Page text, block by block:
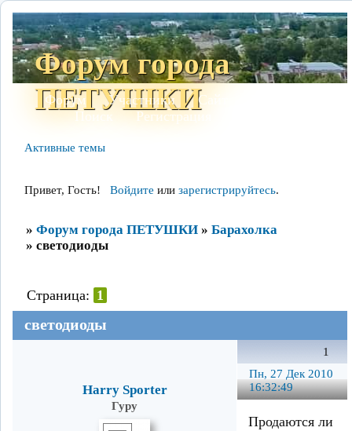
Форум города
ПЕТУШКИ
Форум Участники Сайт
Поиск
Регистрация
Активные темы
Привет, Гость! Войдите или зарегистрируйтесь.
» Форум города ПЕТУШКИ » Барахолка
» светодиоды
светодиоды
Страница: 1
1
Пн, 27 Дек 2010
16:32:49
Harry Sporter
Гуру
Продаются ли